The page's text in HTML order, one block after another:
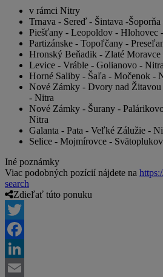
v rámci Nitry
Trnava - Sereď - Šintava -
Piešťany - Leopoldov - Hlohovec
Partizánske - Topoľčany -
Hronský Beňadik - Zlaté Moravce
Levice - Vráble - Golianovo - Nitra
Horné Saliby - Šaľa - Močenok -
Nové Zámky - Dvory nad
- Nitra
Nové Zámky - Šurany -
Nitra
Galanta - Pata - Veľké Zálužie -
Selice - Mojmírovce -
Iné poznámky
Viac podobných pozícií nájdete na
search
Zdieľať túto ponuku
Twitter
Facebook
LinkedIn